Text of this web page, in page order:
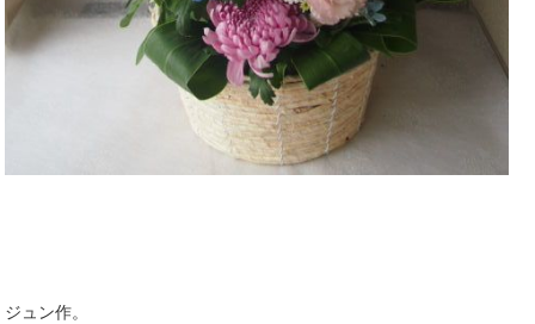
ジュン作。